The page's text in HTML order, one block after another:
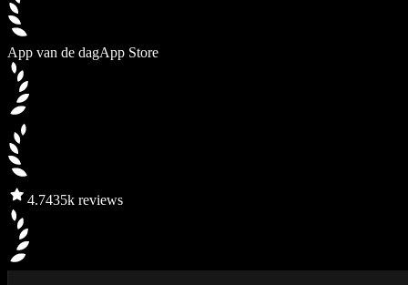
App van de dagApp Store
4.7435k reviews